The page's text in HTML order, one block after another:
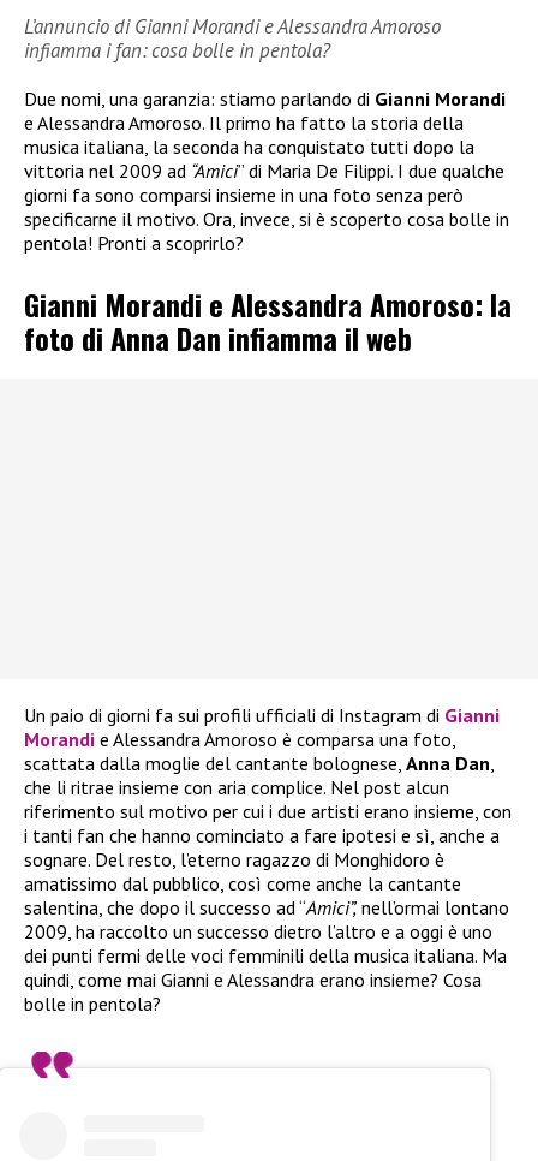
L’annuncio di Gianni Morandi e Alessandra Amoroso
infiamma i fan: cosa bolle in pentola?
Due nomi, una garanzia: stiamo parlando di Gianni Morandi
e Alessandra Amoroso. Il primo ha fatto la storia della
musica italiana, la seconda ha conquistato tutti dopo la
vittoria nel 2009 ad “Amici” di Maria De Filippi. I due qualche
giorni fa sono comparsi insieme in una foto senza però
specificarne il motivo. Ora, invece, si è scoperto cosa bolle in
pentola! Pronti a scoprirlo?
Gianni Morandi e Alessandra Amoroso: la
foto di Anna Dan infiamma il web
Un paio di giorni fa sui profili ufficiali di Instagram di Gianni
Morandi e Alessandra Amoroso è comparsa una foto,
scattata dalla moglie del cantante bolognese, Anna Dan
che li ritrae insieme con aria complice. Nel post alcun
riferimento sul motivo per cui i due artisti erano insieme, con
i tanti fan che hanno cominciato a fare ipotesi e sì, anche a
sognare. Del resto, l’eterno ragazzo di Monghidoro è
amatissimo dal pubblico, così come anche la cantante
salentina, che dopo il successo ad “Amici”, nell’ormai lontano
2009, ha raccolto un successo dietro l’altro e a oggi è uno
dei punti fermi delle voci femminili della musica italiana. Ma
quindi, come mai Gianni e Alessandra erano insieme? Cosa
bolle in pentola?